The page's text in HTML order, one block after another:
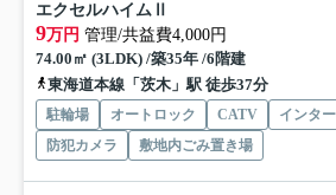
エクセルハイムⅡ
9万円 管理/共益費4,000円
74.00㎡ (3LDK) /築35年 /6階建
東海道本線「茨木」駅 徒歩37分
駐輪場 オートロック CATV
インタ
防犯カメラ
敷地内ごみ置き場